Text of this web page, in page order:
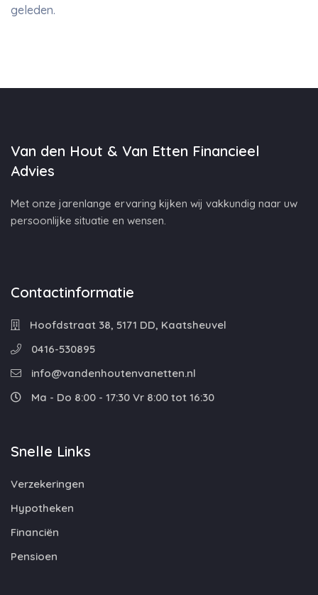
geleden.
Van den Hout & Van Etten Financieel
Advies
Met onze jarenlange ervaring kijken wij vakkundig naar uw
persoonlijke situatie en wensen.
Contactinformatie
Hoofdstraat 38, 5171 DD, Kaatsheuvel
0416-530895
info@vandenhoutenvanetten.nl
Ma - Do 8:00 - 17:30 Vr 8:00 tot 16:30
Snelle Links
Verzekeringen
Hypotheken
Financiën
Pensioen